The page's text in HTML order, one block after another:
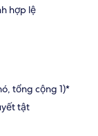
hợp lệ
tổng cộng 1)*
tật